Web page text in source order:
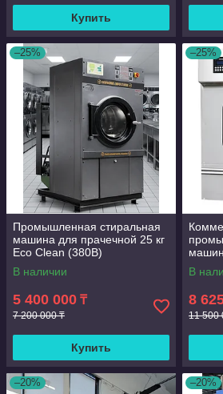
Купить
–25%
Промышленная стиральная
машина для прачечной 25 кг
Eco Clean (380В)
В наличии
5 400 000 ₸
7 200 000 ₸
Купить
–25%
В
8
11 500
–20% –20%